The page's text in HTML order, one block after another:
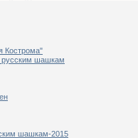
Кострома"
русским шашкам
шашкам-2015